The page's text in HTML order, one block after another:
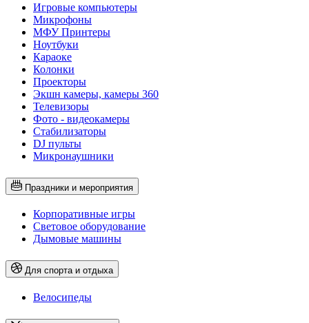
Игровые компьютеры
Микрофоны
МФУ Принтеры
Ноутбуки
Караоке
Колонки
Проекторы
Экшн камеры, камеры 360
Телевизоры
Фото - видеокамеры
Стабилизаторы
DJ пульты
Микронаушники
Праздники и мероприятия
Корпоративные игры
Световое оборудование
Дымовые машины
Для спорта и отдыха
Велосипеды